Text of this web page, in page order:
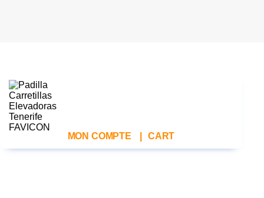
MON COMPTE CART